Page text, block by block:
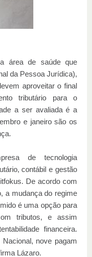
área de saúde que
da Pessoa Jurídica),
aproveitar o final
tributário para o
a ser avaliada é a
e janeiro são os
de tecnologia
contábil e gestão
De acordo com
a mudança do regime
é uma opção para
tributos, e assim
financeira.
nove pagam
Lázaro.